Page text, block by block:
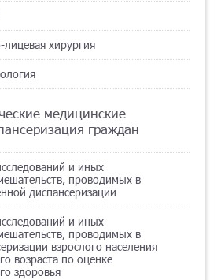
хирургия
медицинские
граждан
и иных
проводимых в
диспансеризации
и иных
проводимых в
взрослого населения
возраста по оценке
здоровья